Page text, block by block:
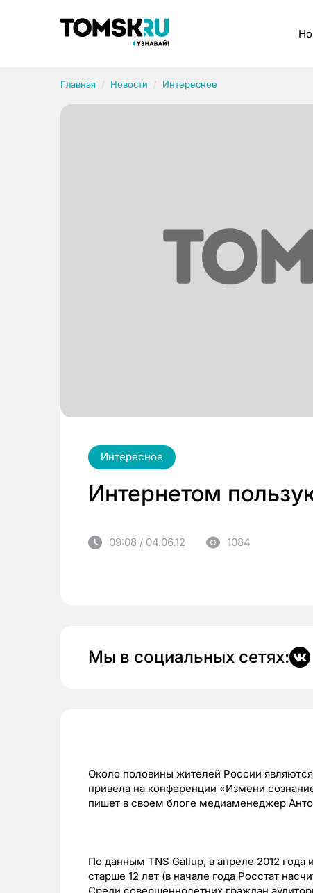
Главная Новости Интересное
Интересное
Интернетом
09:08 / 04.06.12 1084
Мы в социальных сетях:
Около половины жителей России
привела на конференции «Измени
пишет в своем блоге медиаменеджер
По данным TNS Gallup, в апреле 2012
старше 12 лет (в начале года Росстат
Рубрики